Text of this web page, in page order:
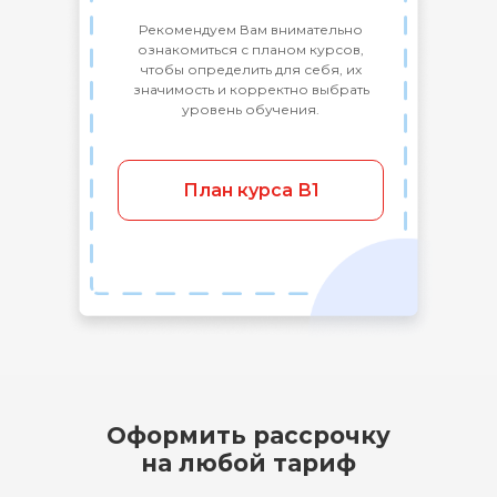
Рекомендуем Вам внимательно
ознакомиться с планом курсов,
чтобы определить для себя, их
значимость и корректно выбрать
уровень обучения.
План курса В1
Оформить рассрочку
на любой тариф
О школе
Долгопрудный, Московская область ​141700
Бульвар имени Умберто Нобиле 1, Shera@labise.ru
Все права защищены
Разработка сайта
Деятельность организации
запрещена на территории РФ*